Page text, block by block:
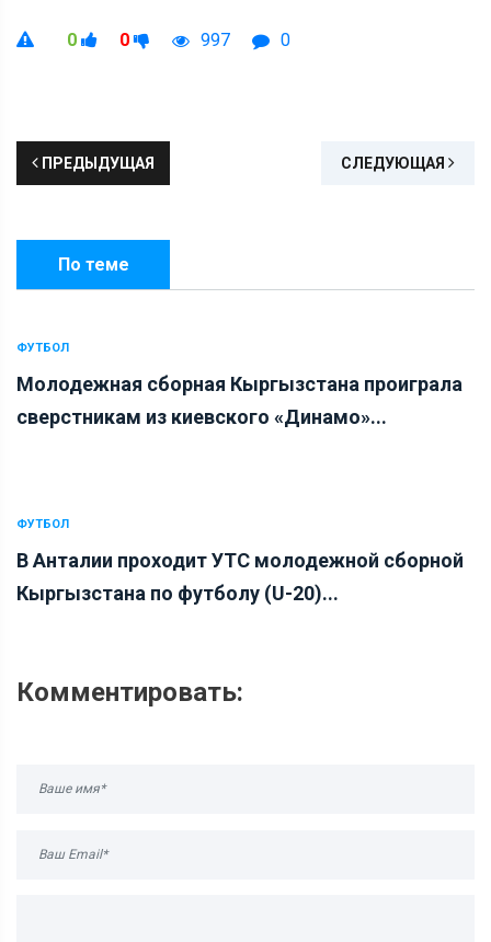
0 0 997 0
ПРЕДЫДУЩАЯ СЛЕДУЮЩАЯ
По теме
ФУТБОЛ
Молодежная сборная Кыргызстана проиграла
сверстникам из киевского «Динамо»...
ФУТБОЛ
В Анталии проходит УТС молодежной сборной
Кыргызстана по футболу (U-20)...
Комментировать: